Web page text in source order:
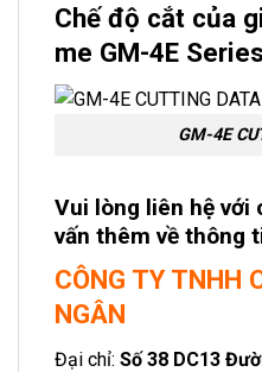
Chế độ cắt của
me GM-4E
GM-4E
Vui lòng liên hệ
vấn thêm về thông
CÔNG TY TNHH
NGÂN
Đại chỉ: Số 38 DC13